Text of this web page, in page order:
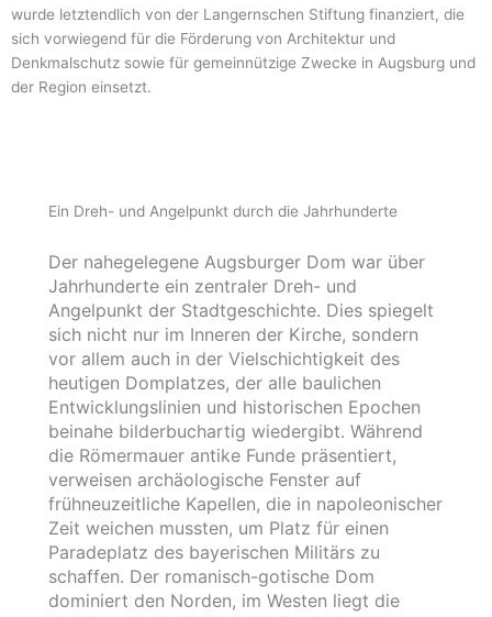
wurde letztendlich von der Langernschen Stiftung finanziert, die
sich vorwiegend für die Förderung von Architektur und
Denkmalschutz sowie für gemeinnützige Zwecke in Augsburg und
der Region einsetzt.
Ein Dreh- und Angelpunkt durch die Jahrhunderte
Der nahegelegene Augsburger Dom war über
Jahrhunderte ein zentraler Dreh- und
Angelpunkt der Stadtgeschichte. Dies spiegelt
sich nicht nur im Inneren der Kirche, sondern
vor allem auch in der Vielschichtigkeit des
heutigen Domplatzes, der alle baulichen
Entwicklungslinien und historischen Epochen
beinahe bilderbuchartig wiedergibt. Während
die Römermauer antike Funde präsentiert,
verweisen archäologische Fenster auf
frühneuzeitliche Kapellen, die in napoleonischer
Zeit weichen mussten, um Platz für einen
Paradeplatz des bayerischen Militärs zu
schaffen. Der romanisch-gotische Dom
dominiert den Norden, im Westen liegt die